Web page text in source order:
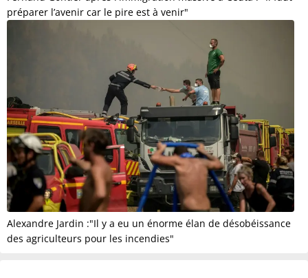
préparer l’avenir car le pire est à venir"
Alexandre Jardin :"Il y a eu un énorme élan de désobéissance
des agriculteurs pour les incendies"